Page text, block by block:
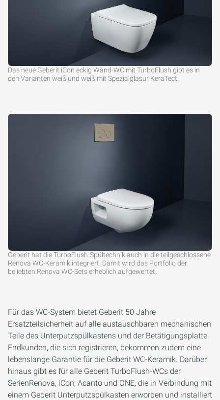
Das neue Geberit iCon eckig Wand-WC mit TurboFlush gibt es in
den Varianten weiß und weiß mit Spezialglasur KeraTect.
Geberit hat die TurboFlush-Spültechnik auch in die teilgeschlossene
Renova WC-Keramik integriert. Damit wird das Portfolio der
beliebten Renova WC-Sets erheblich aufgewertet.
Für das WC-System bietet Geberit 50 Jahre
Ersatzteilsicherheit auf alle austauschbaren mechanischen
Teile des Unterputzspülkastens und der Betätigungsplatte.
Endkunden, die sich registrieren, bekommen zudem eine
lebenslange Garantie für die Geberit WC-Keramik. Darüber
hinaus gibt es für alle Geberit TurboFlush-WCs der
SerienRenova, iCon, Acanto und ONE, die in Verbindung mit
einem Geberit Unterputzspülkasten erworben und installiert